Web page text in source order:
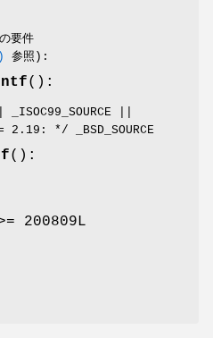
要件
参照):
():
_ISOC99_SOURCE ||
*/ _BSD_SOURCE
():
>= 200809L